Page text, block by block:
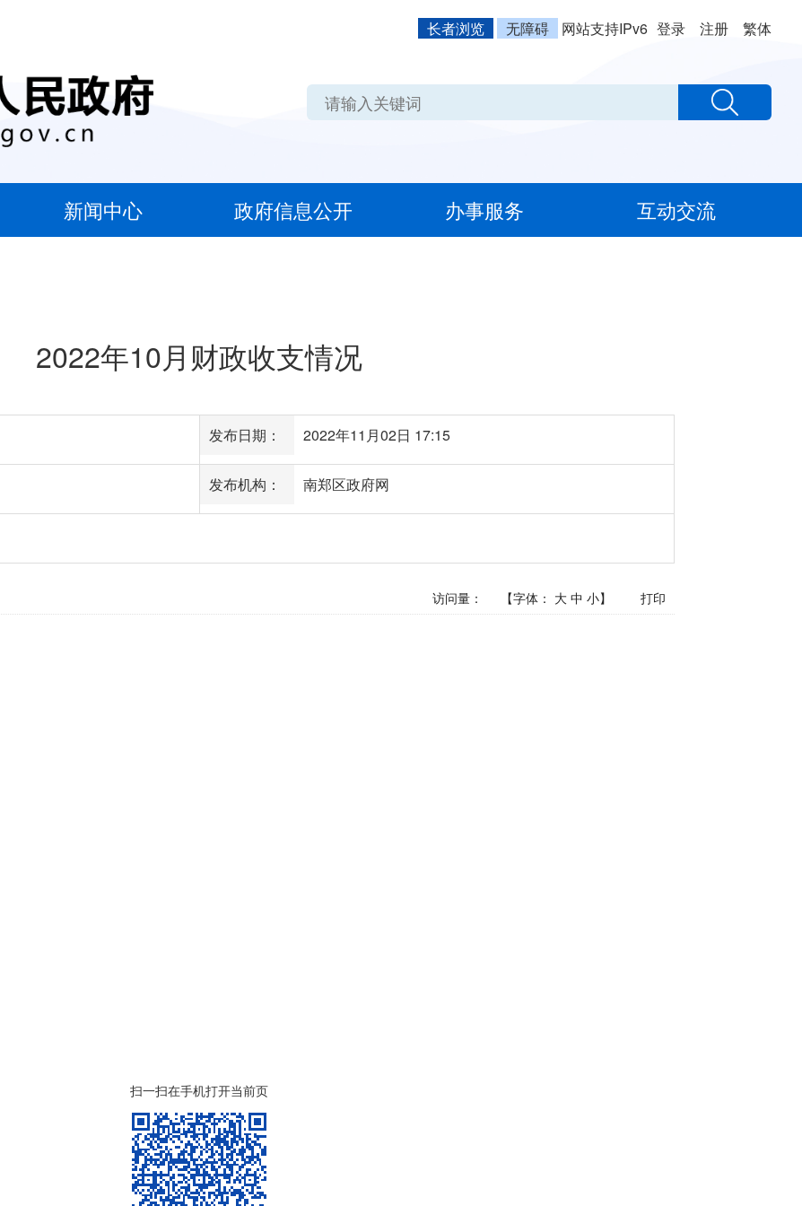
长者浏览 无障碍 网站支持IPv6 登录 注册 繁体
新闻中心 政府信息公开 办事服务 互动交流
2022年10月财政收支情况
发布日期： 2022年11月02日 17:15
发布机构： 南郑区政府网
访问量： 【字体： 大 中 小】 打印
扫一扫在手机打开当前页